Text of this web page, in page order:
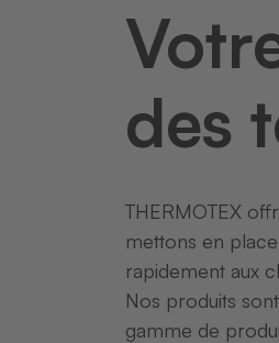
des
THERMOTEX
mettons en
rapidement aux
Nos produits
gamme de